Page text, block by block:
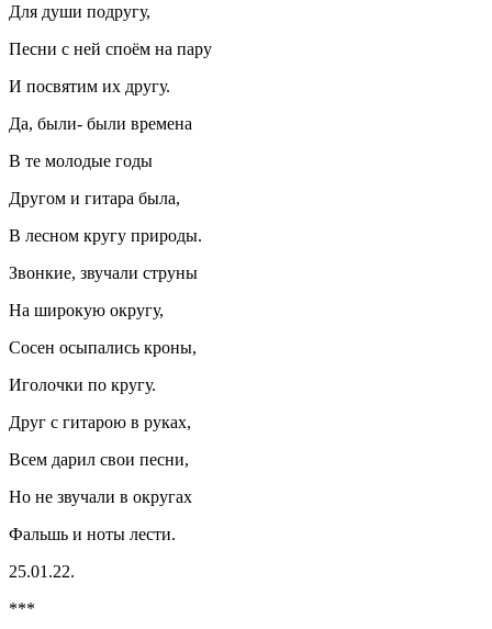
Для души подругу,
Песни с ней споём на пару
И посвятим их другу.
Да, были- были времена
В те молодые годы
Другом и гитара была,
В лесном кругу природы.
Звонкие, звучали струны
На широкую округу,
Сосен осыпались кроны,
Иголочки по кругу.
Друг с гитарою в руках,
Всем дарил свои песни,
Но не звучали в округах
Фальшь и ноты лести.
25.01.22.
***